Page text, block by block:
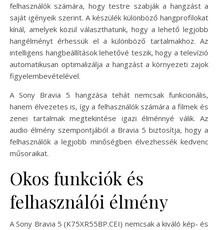
felhasználók számára, hogy testre szabják a hangzást a
saját igényeik szerint. A készülék különböző hangprofilokat
kínál, amelyek közül választhatunk, hogy a lehető legjobb
hangélményt érhessük el a különböző tartalmakhoz. Az
intelligens hangbeállítások lehetővé teszik, hogy a televízió
automatikusan optimalizálja a hangzást a környezeti zajok
figyelembevételével.
A Sony Bravia 5 hangzása tehát nemcsak funkcionális,
hanem élvezetes is, így a felhasználók számára a filmek és
zenei tartalmak megtekintése igazi élménnyé válik. Az
audio élmény szempontjából a Bravia 5 biztosítja, hogy a
felhasználók a legjobb minőségben élvezhessék kedvenc
műsoraikat.
Okos funkciók és
felhasználói élmény
A Sony Bravia 5 (K75XR55BP.CEI) nemcsak a kiváló kép- és